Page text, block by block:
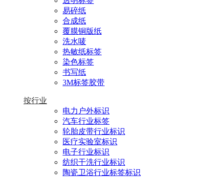
易碎纸
合成纸
覆膜铜版纸
洗水唛
热敏纸标签
染色标签
书写纸
3M标签胶带
按行业
电力户外标识
汽车行业标签
轮胎皮带行业标识
医疗实验室标识
电子行业标识
纺织干洗行业标识
陶瓷卫浴行业标签标识